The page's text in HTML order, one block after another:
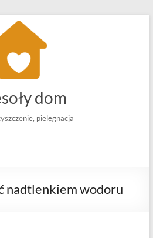
dom
pielęgnacja
nadtlenkiem wodoru